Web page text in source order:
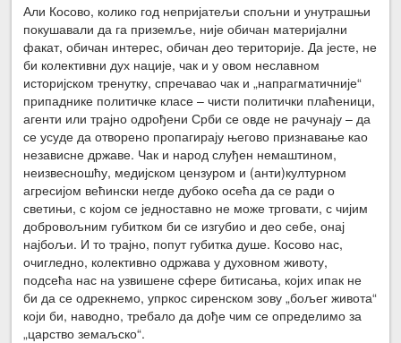
Али Косово, колико год непријатељи спољни и унутрашњи
покушавали да га приземље, није обичан материјални
факат, обичан интерес, обичан део територије. Да јесте, не
би колективни дух нације, чак и у овом неславном
историјском тренутку, спречавао чак и „напрагматичније“
припаднике политичке класе – чисти политички плаћеници,
агенти или трајно одрођени Срби се овде не рачунају – да
се усуде да отворено пропагирају његово признавање као
независне државе. Чак и народ слуђен немаштином,
неизвесношћу, медијском цензуром и (анти)културном
агресијом већински негде дубоко осећа да се ради о
светињи, с којом се једноставно не може трговати, с чијим
добровољним губитком би се изгубио и део себе, онај
најбољи. И то трајно, попут губитка душе. Косово нас,
очигледно, колективно одржава у духовном животу,
подсећа нас на узвишене сфере битисања, којих ипак не
би да се одрекнемо, упркос сиренском зову „бољег живота“
који би, наводно, требало да дође чим се определимо за
„царство земаљско“.